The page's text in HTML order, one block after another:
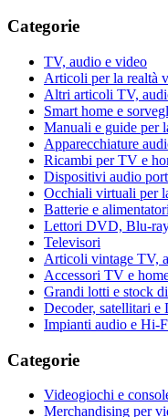
Categorie
TV, audio e video
Articoli per la realtà
Altri articoli TV,
Smart home e
Manuali e guide per
Apparecchiature
Ricambi per TV e
Dispositivi audio
Occhiali virtuali per
Batterie e
Lettori DVD, Blu-
Televisori
Articoli vintage TV,
Accessori TV e
Grandi lotti e stock
Decoder, satellitari e
Impianti audio e Hi-
Categorie
Videogiochi e
Merchandising per